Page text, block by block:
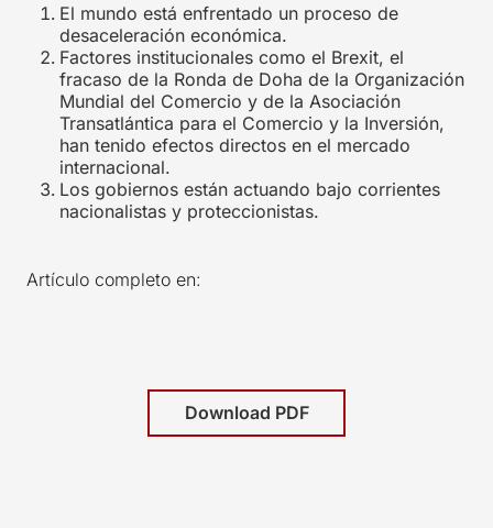
El mundo está enfrentado un proceso de
desaceleración económica.
Factores institucionales como el Brexit, el
fracaso de la Ronda de Doha de la Organización
Mundial del Comercio y de la Asociación
Transatlántica para el Comercio y la Inversión,
han tenido efectos directos en el mercado
internacional.
Los gobiernos están actuando bajo corrientes
nacionalistas y proteccionistas.
Artículo completo en:
Download PDF